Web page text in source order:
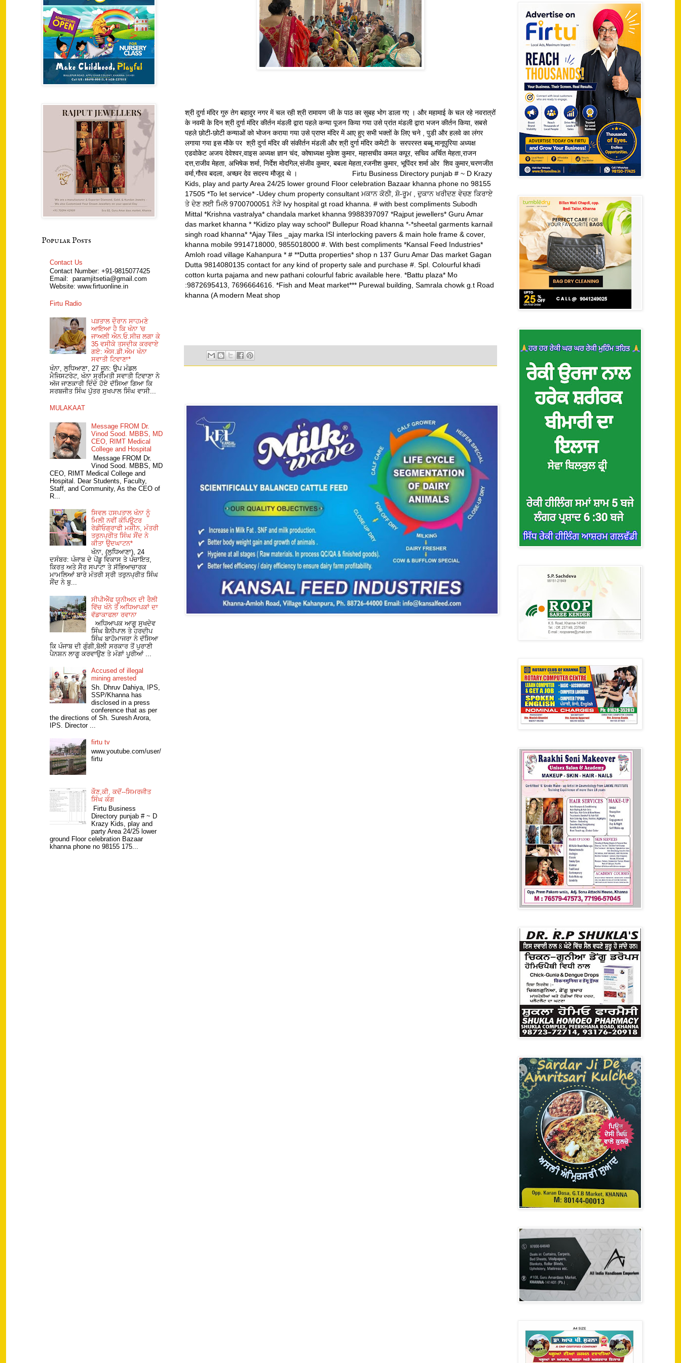
श्री दुर्गा मंदिर गुरु तेग बहादुर नगर में चल रही श्री रामायण जी के पाठ का सुबह भोग डाला गए । और महामाई के चल रहे नवरात्रों
के नवमी के दिन श्री दुर्गा मंदिर कीर्तन मंडली द्वारा पहले कन्या पूजन किया गया उसे प्रांत मंडली द्वारा भजन कीर्तन किया, सबसे
पहले छोटी-छोटी कन्याओं को भोजन कराया गया उसे प्राप्त मंदिर में आए हुए सभी भक्तों के लिए चने , पुडी और हलवे का लंगर
लगाया गया इस मौके पर श्री दुर्गा मंदिर की संकीर्तन मंडली और श्री दुर्गा मंदिर कमेटी के सरपरस्त बब्बू मानूपुरिया अध्यक्ष
एडवोकेट अजय देवेश्वर,वाइस अध्यक्ष ज्ञान चंद, कोषाध्यक्ष मुकेश कुमार, महासचीव कमल कपूर, सचिव अर्चित मेहता,राजन
दत्त,राजीव मेहता, अभिषेक शर्मा, निर्देश मोदगिल,संजीव कुमार, बबला मेहता,रजनीश कुमार, भूपिंदर शर्मा ओर शिव कुमार,चरणजीत
वर्मा,गौरव बदला, अच्छर देव सदस्य मौजूद थे । Firtu Business Directory punjab # ~ D Krazy
Kids, play and party Area 24/25 lower ground Floor celebration Bazaar khanna phone no 98155
17505 *To let service* -Udey chum property consultant ਮਕਾਨ ਕੋਠੀ, ਸ਼ੋ-ਰੂਮ , ਦੁਕਾਨ ਖਰੀਦਣ ਵੇਚਣ ਕਿਰਾਏ
ਤੇ ਦੇਣ ਲਈ ਮਿਲੋ 9700700051 ਨੇੜੇ lvy hospital gt road khanna. # with best compliments Subodh
Mittal *Krishna vastralya* chandala market khanna 9988397097 *Rajput jewellers* Guru Amar
das market khanna * *Kidizo play way school* Bullepur Road khanna *-*sheetal garments karnail
singh road khanna* *Ajay Tiles _ajay marka ISI interlocking pavers & main hole frame & cover,
khanna mobile 9914718000, 9855018000 #. With best compliments *Kansal Feed Industries*
Amloh road village Kahanpura * # **Dutta properties* shop n 137 Guru Amar Das market Gagan
Dutta 9814080135 contact for any kind of property sale and purchase #. Spl. Colourful khadi
cotton kurta pajama and new pathani colourful fabric available here. *Battu plaza* Mo
:9872695413, 7696664616. *Fish and Meat market*** Purewal building, Samrala chowk g.t Road
khanna (A modern Meat shop
Popular Posts
Contact Us
Contact Number: +91-9815077425
Email: paramjitsetia@gmail.com
Website: www.firtuonline.in
Firtu Radio
ਪੜਤਾਲ ਦੌਰਾਨ ਸਾਹਮਣੇ
ਆਇਆ ਹੈ ਕਿ ਖੰਨਾ 'ਚ
ਜਾਅਲੀ ਐਨ.ਓ.ਸੀਜ਼ ਲਗਾ ਕੇ
35 ਵਸੀਕੇ ਤਸਦੀਕ ਕਰਵਾਏ
ਗਏ: ਐਸ.ਡੀ.ਐਮ ਖੰਨਾ
ਸਵਾਤੀ ਟਿਵਾਣਾ*
ਖੰਨਾ, ਲੁਧਿਆਣਾ, 27 ਜੂਨ: ਉਪ ਮੰਡਲ
ਮੈਜਿਸਟਰੇਟ, ਖੰਨਾ ਸ੍ਰੀਮਤੀ ਸਵਾਤੀ ਟਿਵਾਣਾ ਨੇ
ਅੱਜ ਜਾਣਕਾਰੀ ਦਿੰਦੇ ਹੋਏ ਦੱਸਿਆ ਗਿਆ ਕਿ
ਸਰਬਜੀਤ ਸਿੰਘ ਪੁੱਤਰ ਸੁਖਪਾਲ ਸਿੰਘ ਵਾਸੀ...
MULAKAAT
Message FROM Dr.
Vinod Sood. MBBS, MD
CEO, RIMT Medical
College and Hospital
Message FROM Dr.
Vinod Sood. MBBS, MD
CEO, RIMT Medical College and
Hospital. Dear Students, Faculty,
Staff, and Community, As the CEO of
R...
ਸਿਵਲ ਹਸਪਤਾਲ ਖੰਨਾ ਨੂੰ
ਮਿਲੀ ਨਵੀਂ ਕੰਪਿਊਟਰ
ਰੇਡੀਓਗ੍ਰਾਫੀ ਮਸ਼ੀਨ, ਮੰਤਰੀ
ਤਰੁਨਪ੍ਰੀਤ ਸਿੰਘ ਸੌਂਦ ਨੇ
ਕੀਤਾ ਉਦਘਾਟਨ*
ਖੰਨਾ, (ਲੁਧਿਆਣਾ), 24
ਦਸੰਬਰ: ਪੰਜਾਬ ਦੇ ਪੇਂਡੂ ਵਿਕਾਸ ਤੇ ਪੰਚਾਇਤ,
ਕਿਰਤ ਅਤੇ ਸੈਰ ਸਪਾਟਾ ਤੇ ਸੱਭਿਆਚਾਰਕ
ਮਾਮਲਿਆਂ ਬਾਰੇ ਮੰਤਰੀ ਸ੍ਰੀ ਤਰੁਨਪ੍ਰੀਤ ਸਿੰਘ
ਸੌਂਦ ਨੇ ਬੁ...
ਸੀਪੀਐੱਫ ਯੂਨੀਅਨ ਦੀ ਰੈਲੀ
ਵਿੱਚ ਖੰਨੇ ਤੋਂ ਅਧਿਆਪਕਾਂ ਦਾ
ਵੱਡਾਕਾਫਲਾ ਰਵਾਨਾ
ਅਧਿਆਪਕ ਆਗੂ ਸੁਖਦੇਵ
ਸਿੰਘ ਬੈਨੀਪਾਲ ਤੇ ਹਰਦੀਪ
ਸਿੰਘ ਬਾਹੋਮਾਜਰਾ ਨੇ ਦੱਸਿਆ
ਕਿ ਪੰਜਾਬ ਦੀ ਗੁੰਗੀ,ਬੋਲੀ ਸਰਕਾਰ ਤੋਂ ਪੁਰਾਣੀ
ਪੈਨਸ਼ਨ ਲਾਗੂ ਕਰਵਾਉਣ ਤੇ ਮੰਗਾਂ ਪੂਰੀਆਂ ...
Accused of illegal
mining arrested
Sh. Dhruv Dahiya, IPS,
SSP/Khanna has
disclosed in a press
conference that as per
the directions of Sh. Suresh Arora,
IPS. Director ...
firtu tv
www.youtube.com/user/
firtu
ਕੌਣ,ਕੀ, ਕਦੋਂ--ਸਿਮਰਜੀਤ
ਸਿੰਘ ਕੰਗ
Firtu Business
Directory punjab # ~ D
Krazy Kids, play and
party Area 24/25 lower
ground Floor celebration Bazaar
khanna phone no 98155 175...